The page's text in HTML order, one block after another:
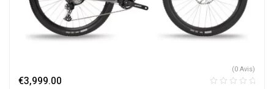
€3,999.00
(0 Avis)